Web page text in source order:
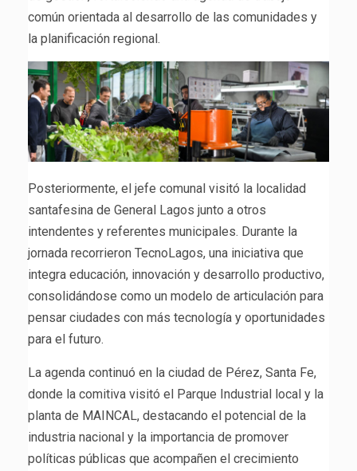
común orientada al desarrollo de las comunidades y
la planificación regional.
Posteriormente, el jefe comunal visitó la localidad
santafesina de General Lagos junto a otros
intendentes y referentes municipales. Durante la
jornada recorrieron TecnoLagos, una iniciativa que
integra educación, innovación y desarrollo productivo,
consolidándose como un modelo de articulación para
pensar ciudades con más tecnología y oportunidades
para el futuro.
La agenda continuó en la ciudad de Pérez, Santa Fe,
donde la comitiva visitó el Parque Industrial local y la
planta de MAINCAL, destacando el potencial de la
industria nacional y la importancia de promover
políticas públicas que acompañen el crecimiento